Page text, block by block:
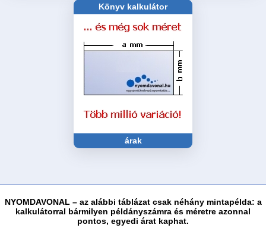
Jegyzettömb
Könyv kalkulátor
árak
NYOMDAVONAL – az alábbi táblázat csak néhány mintapélda: a
kalkulátorral bármilyen példányszámra és méretre azonnal
pontos, egyedi árat kaphat.